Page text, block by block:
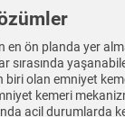
ön planda yer
sırasında
biri olan emniyet
kemeri
acil durumlarda